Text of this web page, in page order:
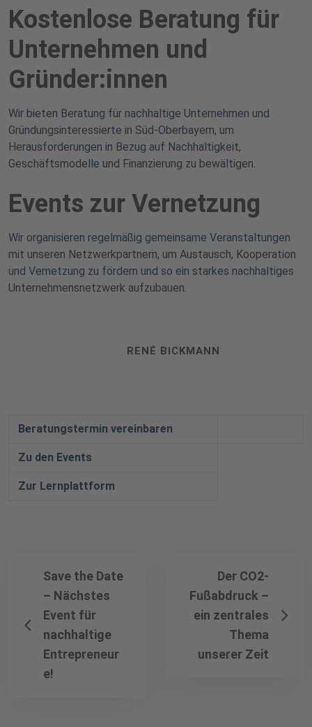
Kostenlose Beratung für
Unternehmen und
Gründer:innen
Wir bieten Beratung für nachhaltige Unternehmen und
Gründungsinteressierte in Süd-Oberbayern, um
Herausforderungen in Bezug auf Nachhaltigkeit,
Geschäftsmodelle und Finanzierung zu bewältigen.
Events zur Vernetzung
Wir organisieren regelmäßig gemeinsame Veranstaltungen
mit unseren Netzwerkpartnern, um Austausch, Kooperation
und Vernetzung zu fördern und so ein starkes nachhaltiges
Unternehmensnetzwerk aufzubauen.
RENÉ BICKMANN
Beratungstermin vereinbaren
Zu den Events
Zur Lernplattform
Save the Date
– Nächstes
Event für
nachhaltige
Entrepreneur
e!
Der CO2-
Fußabdruck –
ein zentrales
Thema
unserer Zeit